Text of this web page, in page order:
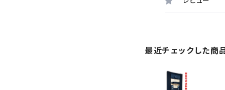
最近チェックした商